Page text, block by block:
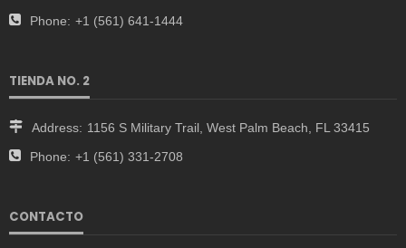
Phone: +1 (561) 641-1444
TIENDA NO. 2
Address: 1156 S Military Trail, West Palm Beach, FL 33415
Phone: +1 (561) 331-2708
CONTACTO